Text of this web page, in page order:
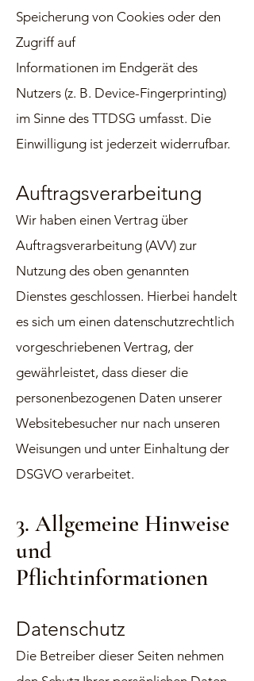
Speicherung von Cookies oder den
Zugriff auf
Informationen im Endgerät des
Nutzers (z. B. Device-Fingerprinting)
im Sinne des TTDSG umfasst. Die
Einwilligung ist jederzeit widerrufbar.
Auftragsverarbeitung
Wir haben einen Vertrag über
Auftragsverarbeitung (AVV) zur
Nutzung des oben genannten
Dienstes geschlossen. Hierbei handelt
es sich um einen datenschutzrechtlich
vorgeschriebenen Vertrag, der
gewährleistet, dass dieser die
personenbezogenen Daten unserer
Websitebesucher nur nach unseren
Weisungen und unter Einhaltung der
DSGVO verarbeitet.
3. Allgemeine Hinweise
und
Pflichtinformationen
Datenschutz
Die Betreiber dieser Seiten nehmen